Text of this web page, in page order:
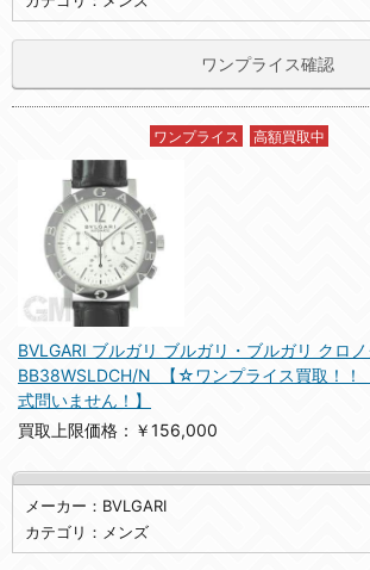
ワンプライス確認
ワンプライス 高額買取中
BVLGARI ブルガリ ブルガリ・ブルガリ クロ
BB38WSLDCH/N 【☆ワンプライス買取！
式問いません！】
買取上限価格：￥156,000
メーカー：BVLGARI
カテゴリ：メンズ